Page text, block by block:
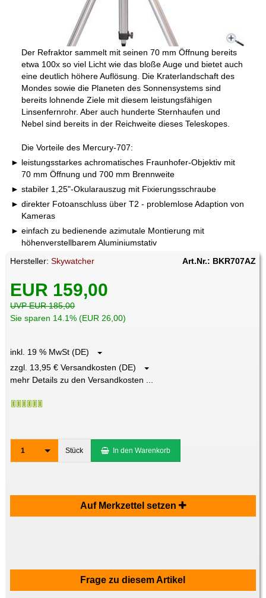
Der Refraktor sammelt mit seinen 70 mm Öffnung bereits
etwa 100x so viel Licht wie das bloße Auge und bietet auch
eine deutlich höhere Auflösung. Die Kraterlandschaft des
Mondes sowie die Planeten des Sonnensystems sind
bereits lohnende Ziele mit diesem leistungsfähigen
Linsenfernrohr. Aber auch hunderte Sternhaufen und
Nebel sind bereits in der Reichweite dieses Teleskopes.
Die Vorteile des Mercury-707:
leistungsstarkes achromatisches Fraunhofer-Objektiv mit
70 mm Öffnung und 700 mm Brennweite
stabiler 1,25"-Okularauszug mit Fixierungsschraube
direkter Fotoanschluss über T2 - problemlose Adaption von
Kameras
einfach zu bedienende azimutale Montierung mit
höhenverstellbarem Aluminiumstativ
Hersteller:Skywatcher Art.Nr.: BKR707AZ
EUR 159,00
UVP EUR 185,00
Sie sparen 14.1% (EUR 26,00)
inkl. 19 % MwSt (DE)
zzgl. 13,95 € Versandkosten (DE)
mehr Details zu den Versandkosten ...
1 Stück In den Warenkorb
Auf Merkzettel setzen
Frage zu diesem Artikel